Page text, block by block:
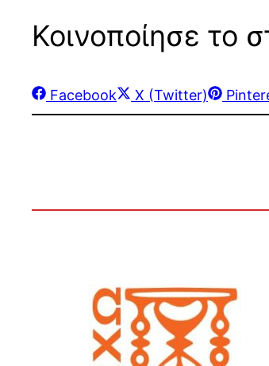
Κοινοποίησε το
Share
on
Facebook
Share
on
X (Twitter)
Share
on